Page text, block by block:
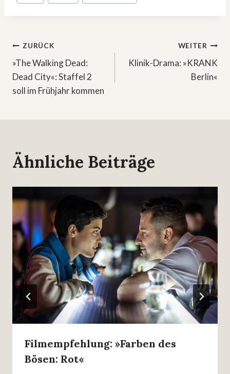
Beitragsnavigation
ZURÜCK
»The Walking Dead:
Dead City«: Staffel 2
soll im Frühjahr kommen
WEITER
Klinik-Drama: »KRANK
Berlin«
Ähnliche Beiträge
Filmempfehlung: »Farben des
Bösen: Rot«